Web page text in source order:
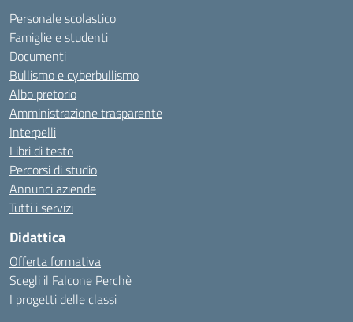
Personale scolastico
Famiglie e studenti
Documenti
Bullismo e cyberbullismo
Albo pretorio
Amministrazione trasparente
Interpelli
Libri di testo
Percorsi di studio
Annunci aziende
Tutti i servizi
Didattica
Offerta formativa
Scegli il Falcone Perchè
I progetti delle classi